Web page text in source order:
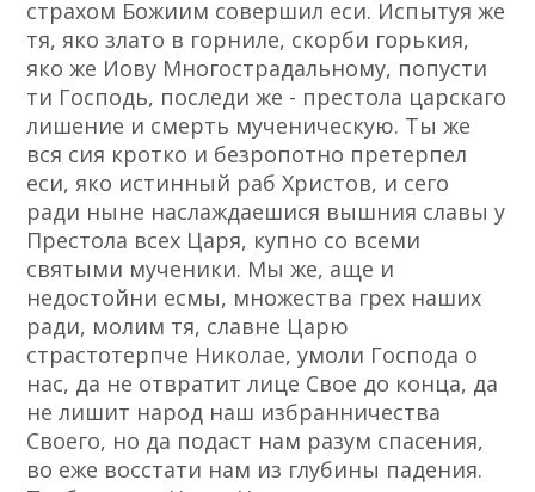
страхом Божиим совершил еси. Испытуя же
тя, яко злато в горниле, скорби горькия,
яко же Иову Многострадальному, попусти
ти Господь, последи же - престола царскаго
лишение и смерть мученическую. Ты же
вся сия кротко и безропотно претерпел
еси, яко истинный раб Христов, и сего
ради ныне наслаждаешися вышния славы у
Престола всех Царя, купно со всеми
святыми мученики. Мы же, аще и
недостойни есмы, множества грех наших
ради, молим тя, славне Царю
страстотерпче Николае, умоли Господа о
нас, да не отвратит лице Свое до конца, да
не лишит народ наш избранничества
Своего, но да подаст нам разум спасения,
во еже восстати нам из глубины падения.